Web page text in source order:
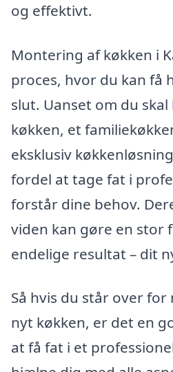
og effektivt.
Montering af køkken i
proces, hvor du kan få
slut. Uanset om du
køkken, et
eksklusiv
fordel at tage fat i
forstår dine behov.
viden kan gøre en stor
endelige resultat – dit
Så hvis du står over
nyt køkken, er det en
at få fat i et